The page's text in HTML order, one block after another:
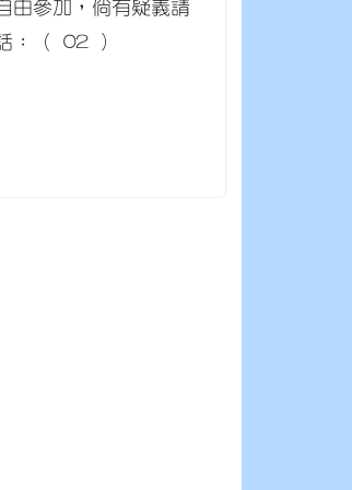
由參加，倘有疑義請
：（ 02 ）